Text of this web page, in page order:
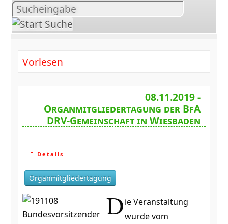
Inhalt
suchen
Vorlesen
08.11.2019 -
Organmitgliedertagung der BfA
DRV-Gemeinschaft in Wiesbaden
Details
Organmitgliedertagung
Die Veranstaltung
wurde vom